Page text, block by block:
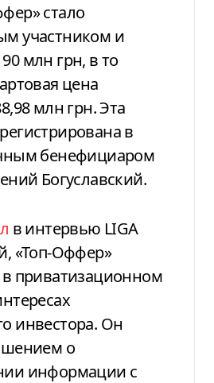
стало
участником и
млн грн, в то
цена
млн грн. Эта
в
бенефициаром
Богуславский.
в интервью LIGA
«Топ-Оффер»
в приватизационном
инвестора. Он
о
информации с